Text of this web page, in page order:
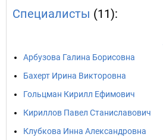
Специалисты (11):
Арбузова Галина Борисовна
Бахерт Ирина Викторовна
Гольцман Кирилл Ефимович
Кириллов Павел Станиславович
Клубкова Инна Александровна